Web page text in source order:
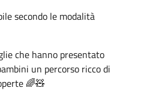
secondo le modalità
che hanno presentato
un percorso ricco di
🌈🧸